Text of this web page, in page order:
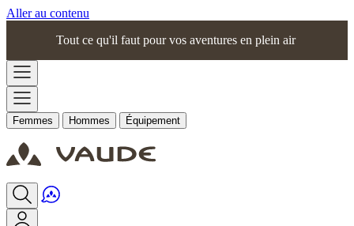
Aller au contenu
Tout ce qu'il faut pour vos aventures en plein air
Femmes Hommes Équipement